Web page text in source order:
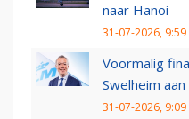
naar Hanoi
31-07-2026, 9:59
Voormalig
Swelheim
31-07-2026, 9:09